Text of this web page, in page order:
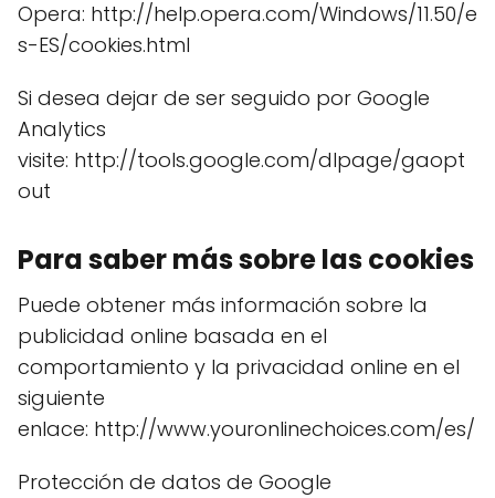
Opera: http://help.opera.com/Windows/11.50/e
s-ES/cookies.html
Si desea dejar de ser seguido por Google
Analytics
visite: http://tools.google.com/dlpage/gaopt
out
Para saber más sobre las cookies
Puede obtener más información sobre la
publicidad online basada en el
comportamiento y la privacidad online en el
siguiente
enlace: http://www.youronlinechoices.com/es/
Protección de datos de Google